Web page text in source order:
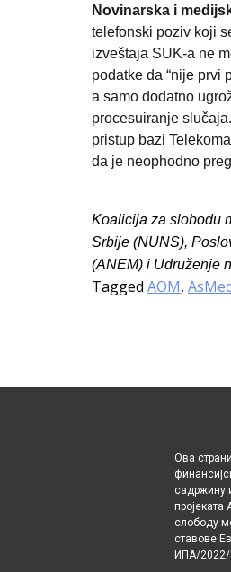
Novinarska i
telefonski poziv koji
izveštaja SUK-a ne
podatke da “nije prvi
a samo dodatno
procesuiranje slučaja.
pristup bazi
da je neophodno
Koalicija za slobodu
Srbije (NUNS),
(ANEM) i Udruženje
Tagged AOM,
Ова
садржину
пројеката
слободу
ставове
ИПА/2022/